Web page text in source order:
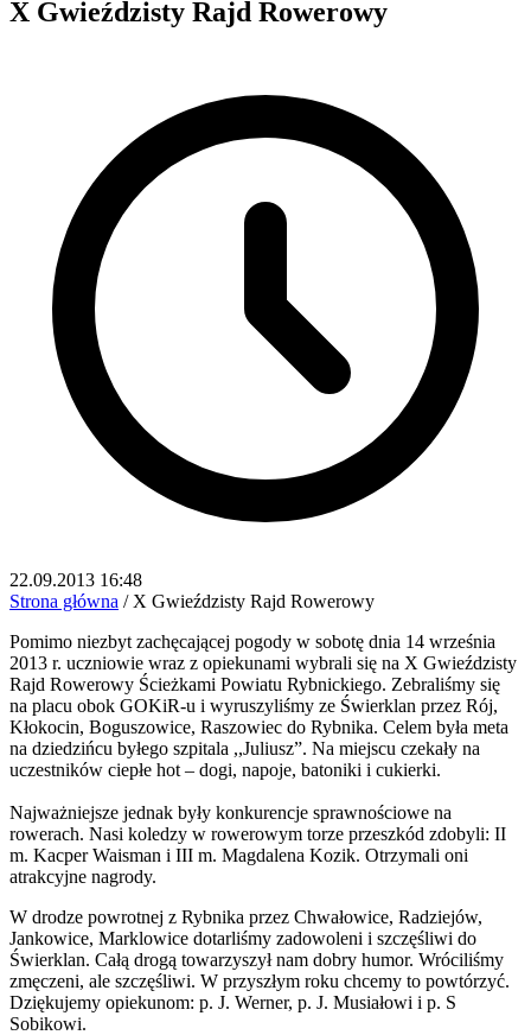
X Gwieździsty Rajd Rowerowy
22.09.2013 16:48
Strona główna / X Gwieździsty Rajd Rowerowy
Pomimo niezbyt zachęcającej pogody w sobotę dnia 14 września
2013 r. uczniowie wraz z opiekunami wybrali się na X Gwieździsty
Rajd Rowerowy Ścieżkami Powiatu Rybnickiego. Zebraliśmy się
na placu obok GOKiR-u i wyruszyliśmy ze Świerklan przez Rój,
Kłokocin, Boguszowice, Raszowiec do Rybnika. Celem była meta
na dziedzińcu byłego szpitala ,,Juliusz”. Na miejscu czekały na
uczestników ciepłe hot – dogi, napoje, batoniki i cukierki.
Najważniejsze jednak były konkurencje sprawnościowe na
rowerach. Nasi koledzy w rowerowym torze przeszkód zdobyli: II
m. Kacper Waisman i III m. Magdalena Kozik. Otrzymali oni
atrakcyjne nagrody.
W drodze powrotnej z Rybnika przez Chwałowice, Radziejów,
Jankowice, Marklowice dotarliśmy zadowoleni i szczęśliwi do
Świerklan. Całą drogą towarzyszył nam dobry humor. Wróciliśmy
zmęczeni, ale szczęśliwi. W przyszłym roku chcemy to powtórzyć.
Dziękujemy opiekunom: p. J. Werner, p. J. Musiałowi i p. S
Sobikowi.